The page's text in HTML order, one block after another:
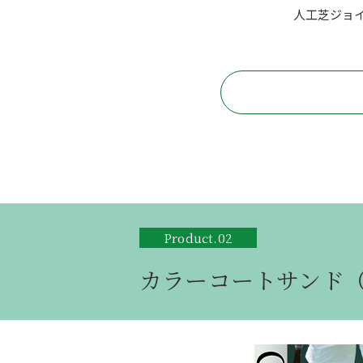
人工芝ジョ
Product.02
カラーコートサンド